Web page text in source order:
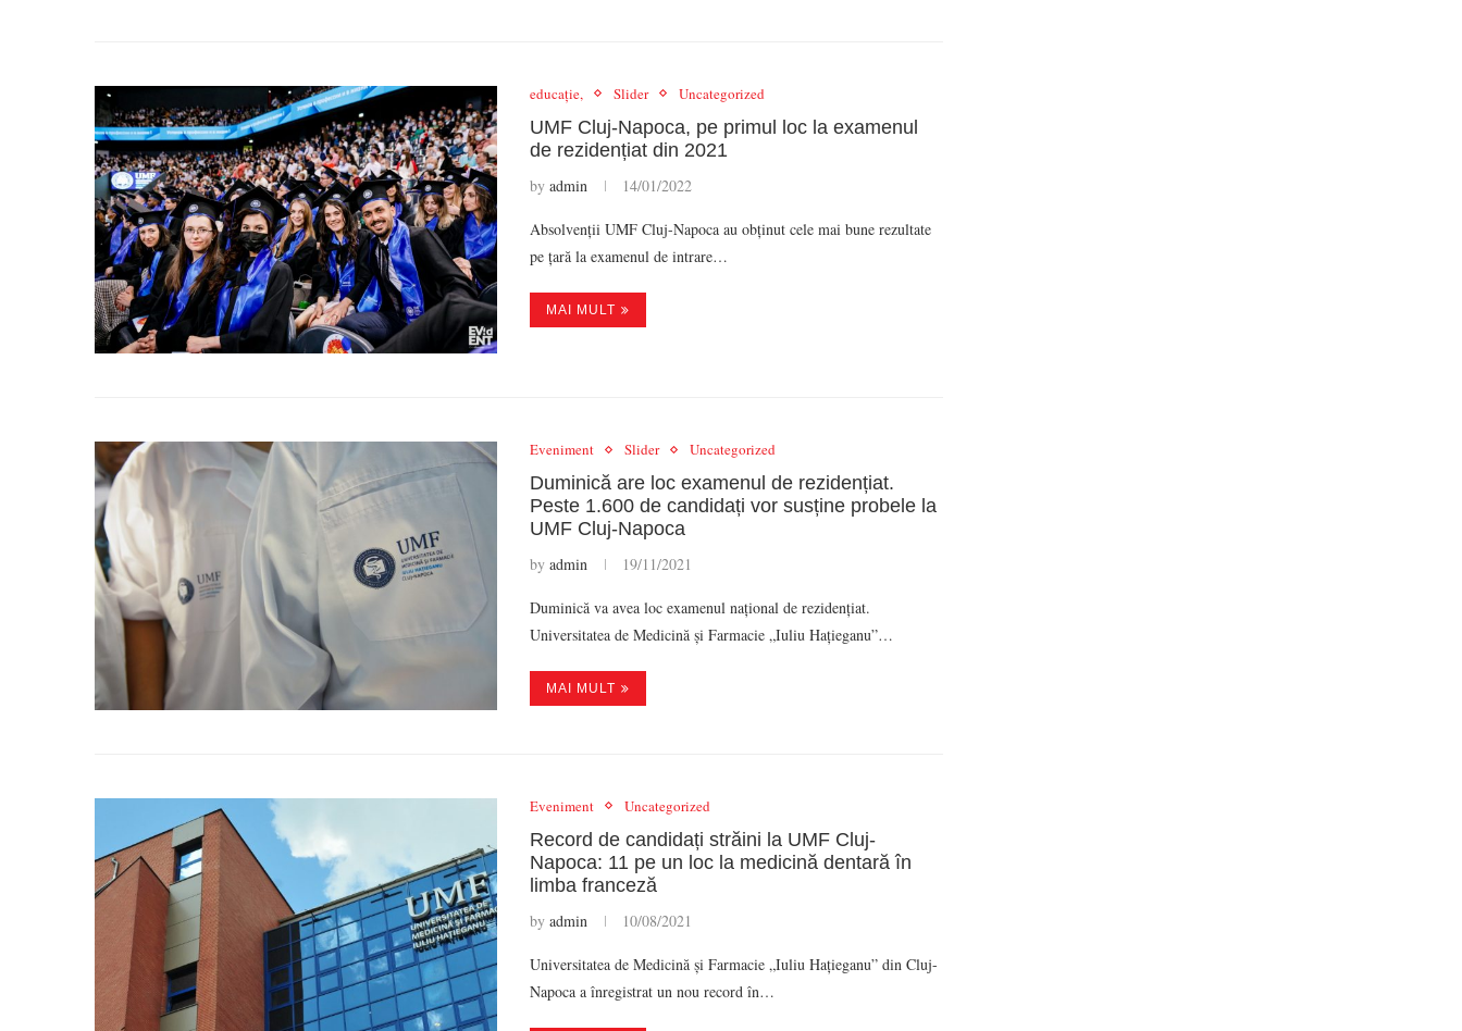
educație, Slider Uncategorized
UMF Cluj-Napoca, pe primul loc la examenul
de rezidențiat din 2021
by admin 14/01/2022
Absolvenții UMF Cluj-Napoca au obținut cele mai bune rezultate
pe țară la examenul de intrare…
MAI MULT
Eveniment Slider Uncategorized
Duminică are loc examenul de rezidențiat.
Peste 1.600 de candidați vor susține probele la
UMF Cluj-Napoca
by admin 19/11/2021
Duminică va avea loc examenul național de rezidențiat.
Universitatea de Medicină și Farmacie „Iuliu Hațieganu”…
MAI MULT
Eveniment Uncategorized
Record de candidați străini la UMF Cluj-
Napoca: 11 pe un loc la medicină dentară în
limba franceză
by admin 10/08/2021
Universitatea de Medicină și Farmacie „Iuliu Hațieganu” din Cluj-
Napoca a înregistrat un nou record în…